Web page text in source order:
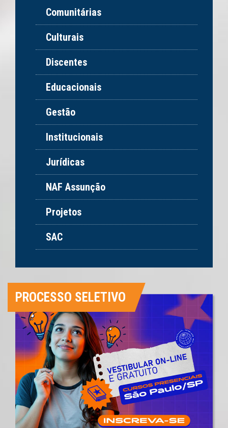
Comunitárias
Culturais
Discentes
Educacionais
Gestão
Institucionais
Jurídicas
NAF Assunção
Projetos
SAC
PROCESSO SELETIVO